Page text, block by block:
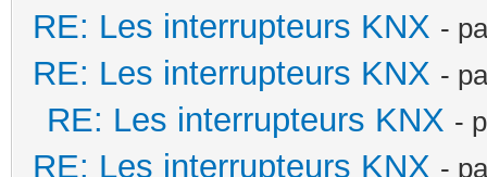
RE: Les interrupteurs KNX -
RE: Les interrupteurs KNX -
RE: Les interrupteurs KNX -
RE: Les interrupteurs KNX -